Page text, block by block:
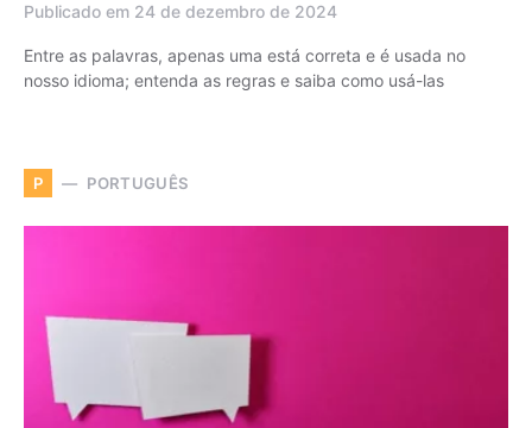
Publicado em 24 de dezembro de 2024
Entre as palavras, apenas uma está correta e é usada no
nosso idioma; entenda as regras e saiba como usá-las
P PORTUGUÊS